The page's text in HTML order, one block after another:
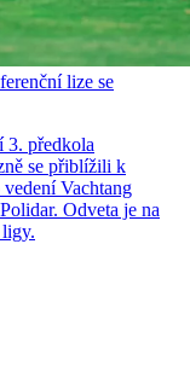
lize se
3. předkola
se přiblížili k
Vachtang
Odveta je na